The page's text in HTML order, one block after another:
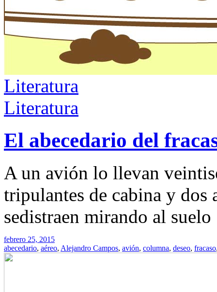
Literatura
Literatura
El abecedario del
A un avión lo llevan
tripulantes de cabina y dos
sedistraen mirando al suelo
febrero 25, 2015
abecedario, aéreo, Alejandro Campos, avión, columna, deseo, fracaso